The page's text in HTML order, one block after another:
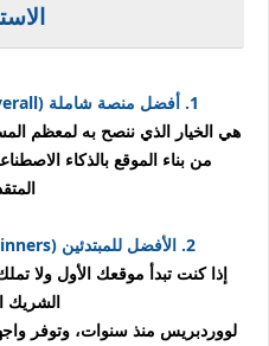
1. أفضل منصة شاملة (The Best Overall): Hostinger
هي الخيار الذي ننصح به لمعظم
من بناء الموقع بالذكاء
2. الأفضل للمبتدئين (Best for Beginners): Bluehost
الشريك
لووردبريس منذ سنوات، وتوفر